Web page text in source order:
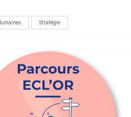
Stratégie